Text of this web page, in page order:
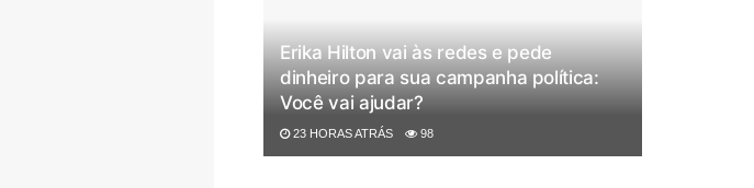
Erika Hilton vai às redes e pede
dinheiro para sua campanha política:
Você vai ajudar?
23 HORAS ATRÁS 98